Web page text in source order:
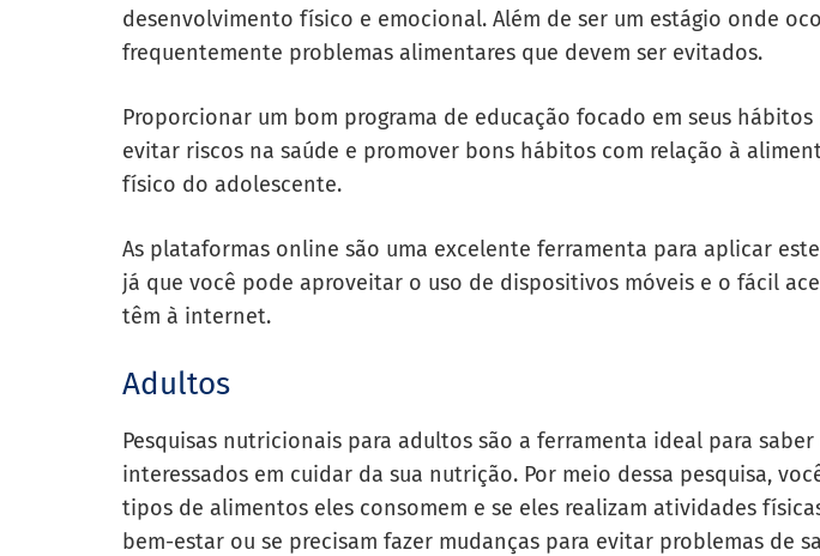
desenvolvimento físico e emocional. Além de ser um estágio onde
frequentemente problemas alimentares que devem ser evitados.
Proporcionar um bom programa de educação focado em seus
evitar riscos na saúde e promover bons hábitos com relação à
físico do adolescente.
As plataformas online são uma excelente ferramenta para aplicar
já que você pode aproveitar o uso de dispositivos móveis e o fácil
têm à internet.
Adultos
Pesquisas nutricionais para adultos são a ferramenta ideal para
interessados em cuidar da sua nutrição. Por meio dessa pesquisa,
tipos de alimentos eles consomem e se eles realizam atividades
bem-estar ou se precisam fazer mudanças para evitar problemas de